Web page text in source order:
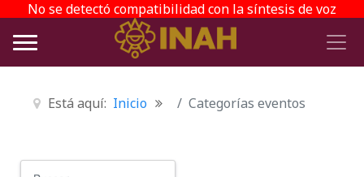
No se detectó compatibilidad con la síntesis de voz
Está aquí: Inicio Categorías eventos